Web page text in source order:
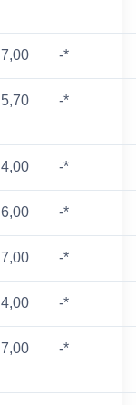
7,00 -*
5,70 -*
4,00 -*
6,00 -*
7,00 -*
4,00 -*
7,00 -*